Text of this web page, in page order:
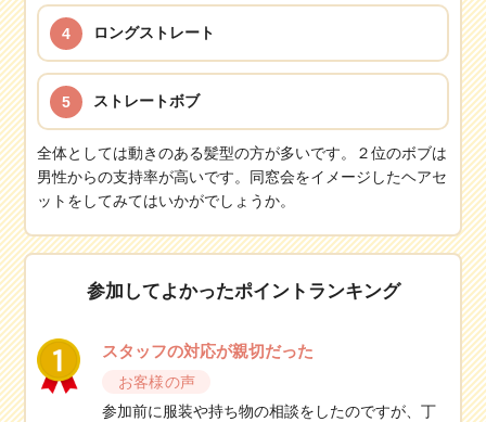
4 ロングストレート
5 ストレートボブ
全体としては動きのある髪型の方が多いです。２位のボブは
男性からの支持率が高いです。同窓会をイメージしたヘアセ
ットをしてみてはいかがでしょうか。
参加してよかったポイントランキング
スタッフの対応が親切だった
お客様の声
参加前に服装や持ち物の相談をしたのですが、丁